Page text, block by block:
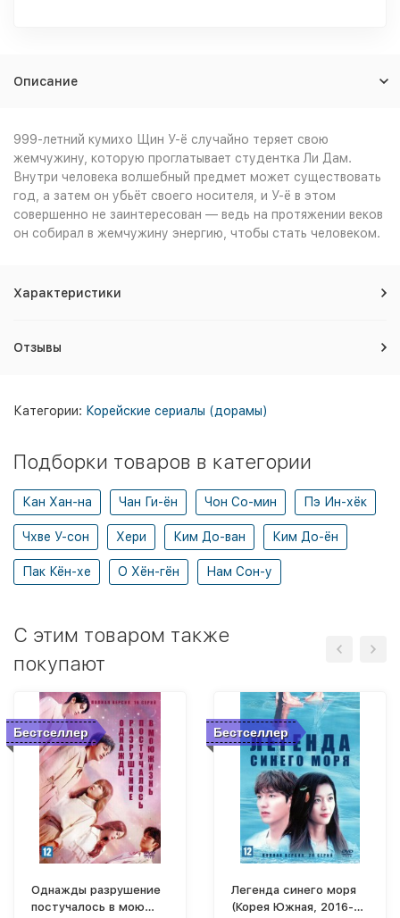
Описание
999-летний кумихо Щин У-ё случайно теряет свою
жемчужину, которую проглатывает студентка Ли Дам.
Внутри человека волшебный предмет может существовать
год, а затем он убьёт своего носителя, и У-ё в этом
совершенно не заинтересован — ведь на протяжении веков
он собирал в жемчужину энергию, чтобы стать человеком.
Характеристики
Отзывы
Категории: Корейские сериалы (дорамы)
Подборки товаров в категории
Кан Хан-на Чан Ги-ён Чон Со-мин Пэ Ин-хёк
Чхве У-сон Хери Ким До-ван Ким До-ён
Пак Кён-хе О Хён-гён Нам Сон-у
C этим товаром также
покупают
Бестселлер
Однажды разрушение
постучалось в мою
Бестселлер
Легенда синего моря
(Корея Южная, 2016-